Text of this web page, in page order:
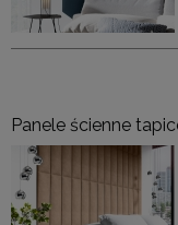
Panele ścienne